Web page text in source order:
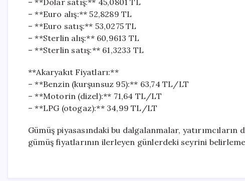
– **Dolar satış:** 45,0801 TL
– **Euro alış:** 52,8289 TL
– **Euro satış:** 53,0275 TL
– **Sterlin alış:** 60,9613 TL
– **Sterlin satış:** 61,3233 TL
**Akaryakıt Fiyatları:**
– **Benzin (kurşunsuz 95):** 63,74 TL/LT
– **Motorin (dizel):** 71,64 TL/LT
– **LPG (otogaz):** 34,99 TL/LT
Gümüş piyasasındaki bu dalgalanmalar,
gümüş fiyatlarının ilerleyen günlerdeki seyrini